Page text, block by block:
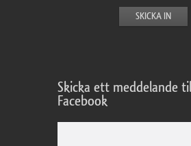
Skicka ett meddelande
Facebook